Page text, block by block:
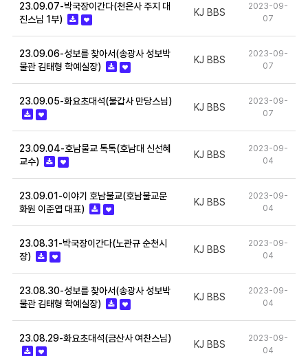
23.09.07-박국장이간다(천은사 주지 대
진스님 1부)
KJ BBS
2023-09-
07
23.09.06-성보를 찾아서(송광사 성보박
물관 김태형 학예실장)
KJ BBS
2023-09-
07
23.09.05-화요초대석(불갑사 만당스님)
KJ BBS
2023-09-
07
23.09.04-호남물교 톡톡(호남대 신선혜
교수)
KJ BBS
2023-09-
04
23.09.01-이야기 호남불교(호남불교문
화원 이준엽 대표)
KJ BBS
2023-09-
04
23.08.31-박국장이간다(노관규 순천시
장)
KJ BBS
2023-09-
04
23.08.30-성보를 찾아서(송광사 성보박
물관 김태형 학예실장)
KJ BBS
2023-09-
04
23.08.29-화요초대석(금산사 여찬스님)
KJ BBS
2023-09-
04